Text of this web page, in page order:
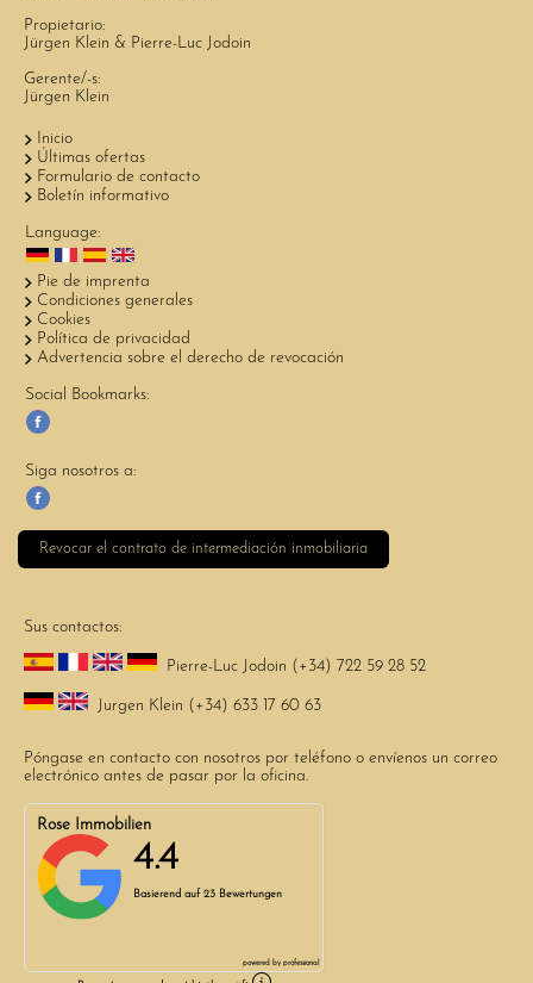
Propietario:
Jürgen Klein & Pierre-Luc Jodoin
Gerente/-s:
Jürgen Klein
Inicio
Últimas ofertas
Formulario de contacto
Boletín informativo
Language:
Pie de imprenta
Condiciones generales
Cookies
Política de privacidad
Advertencia sobre el derecho de revocación
Social Bookmarks:
Siga nosotros a:
Revocar el contrato de intermediación inmobiliaria
Sus contactos:
Pierre-Luc Jodoin (+34) 722 59 28 52
Jurgen Klein (+34) 633 17 60 63
Póngase en contacto con nosotros por teléfono o envíenos un correo
electrónico antes de pasar por la oficina.
Rose Immobilien
4.4
Basierend auf 23 Bewertungen
powered by professional